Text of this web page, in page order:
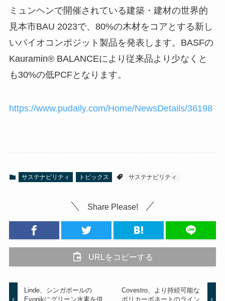
ミュンヘンで開催されている建築・建材の世界的
見本市BAU 2023で、80%の木材をコアとする新し
いバイオコンポジット製品を発表します。BASFの
Kauramin® BALANCEにより従来品より少なくと
も30%の低PCFとなります。
https://www.pudaily.com/Home/NewsDetails/36198
サステナビリティ トピックス サステナビリティ
Share Please!
URLをコピーする
Linde、シンガポールの
Evonikにグリーン水素を供
Covestro、より持続可能な
ポリカーボネートのライン